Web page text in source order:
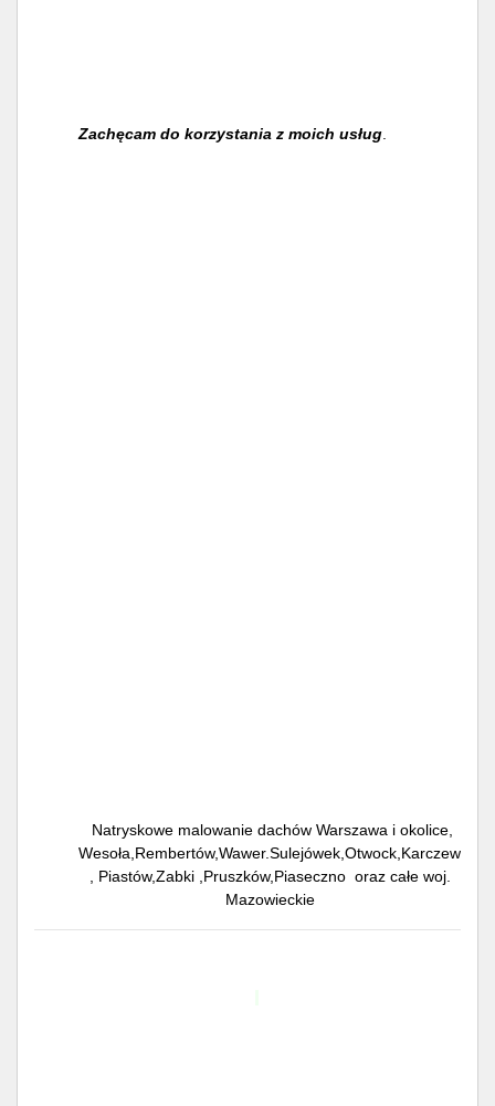
Zachęcam do korzystania z moich usług
Natryskowe malowanie dachów Warszawa i okolice,
Wesoła,Rembertów,Wawer.Sulejówek,Otwock,Karczew
, Piastów,Zabki ,Pruszków,Piaseczno oraz całe woj.
Mazowieckie